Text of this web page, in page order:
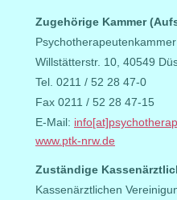
Zugehörige Kammer
Psychotherapeutenkammer
Willstätterstr. 10, 40549
Tel. 0211 / 52 28 47-0
Fax 0211 / 52 28 47-15
E-Mail:
www.ptk-nrw.de
Zuständige
Kassenärztlichen